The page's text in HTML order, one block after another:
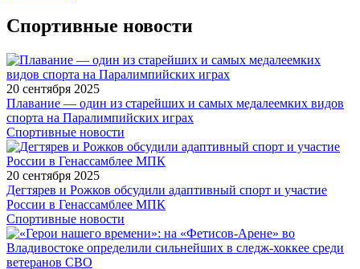
Спортивные новости
20 сентября 2025
Плавание — один из старейших и самых медалеемких видов
спорта на Паралимпийских играх
Спортивные новости
20 сентября 2025
Дегтярев и Рожков обсудили адаптивный спорт и участие
России в Генассамблее МПК
Спортивные новости